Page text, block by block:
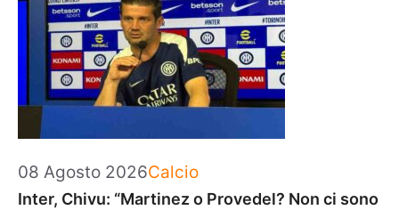
08 Agosto 2026Categorie
Calcio
Inter, Chivu: “Martinez o Provedel? Non ci sono